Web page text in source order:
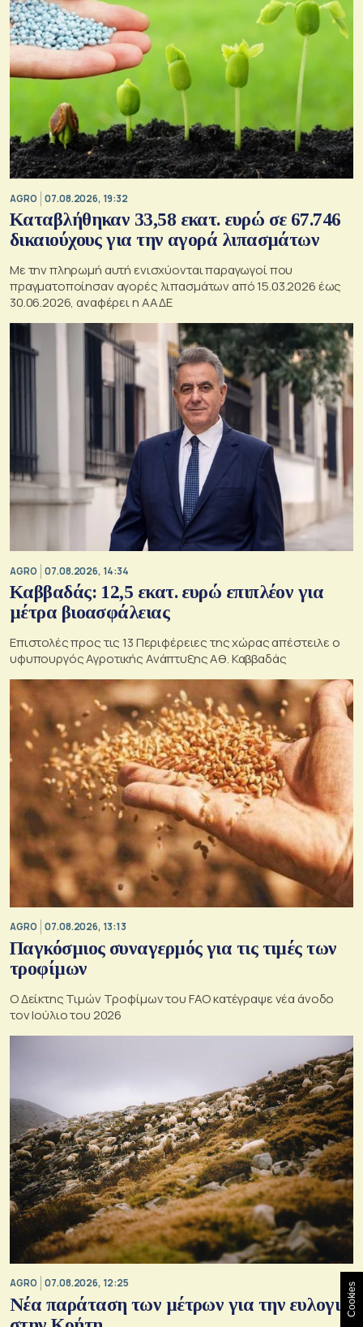
AGRO 07.08.2026, 19:32
Καταβλήθηκαν 33,58 εκατ. ευρώ σε 67.746
δικαιούχους για την αγορά λιπασμάτων
Με την πληρωμή αυτή ενισχύονται παραγωγοί που
πραγματοποίησαν αγορές λιπασμάτων από 15.03.2026 έως
30.06.2026, αναφέρει η ΑΑΔΕ
AGRO 07.08.2026, 14:34
Καββαδάς: 12,5 εκατ. ευρώ επιπλέον για
μέτρα βιοασφάλειας
Επιστολές προς τις 13 Περιφέρειες της χώρας απέστειλε ο
υφυπουργός Αγροτικής Ανάπτυξης Αθ. Καββαδάς
AGRO 07.08.2026, 13:13
Παγκόσμιος συναγερμός για τις τιμές των
τροφίμων
Ο Δείκτης Τιμών Τροφίμων του FAO κατέγραψε νέα άνοδο
τον Ιούλιο του 2026
AGRO 07.08.2026, 12:25
Νέα παράταση των μέτρων για την ευλογιάCookies